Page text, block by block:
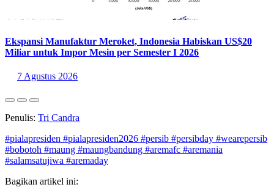
Ekspansi Manufaktur Meroket, Indonesia Habiskan US$20
Miliar untuk Impor Mesin per Semester I 2026
7 Agustus 2026
Penulis: Tri Candra
#pialapresiden #pialapresiden2026 #persib #persibday #wearepersib
#bobotoh #maung #maungbandung #aremafc #aremania
#salamsatujiwa #aremaday
Bagikan artikel ini: